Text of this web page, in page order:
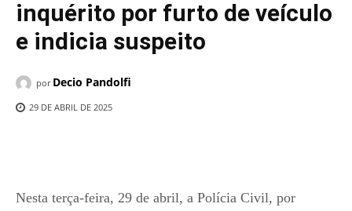
inquérito por furto de veículo
e indicia suspeito
por Decio Pandolfi
29 DE ABRIL DE 2025
Nesta terça-feira, 29 de abril, a Polícia Civil, por